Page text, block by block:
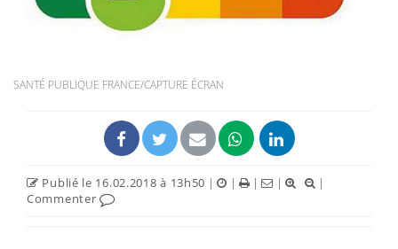
SANTÉ PUBLIQUE FRANCE/CAPTURE ÉCRAN
Publié le 16.02.2018 à 13h50 | | | |
|
Commenter